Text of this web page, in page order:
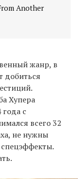
Another
жанр, в
добиться
Хупера
года с
всего 32
не нужны